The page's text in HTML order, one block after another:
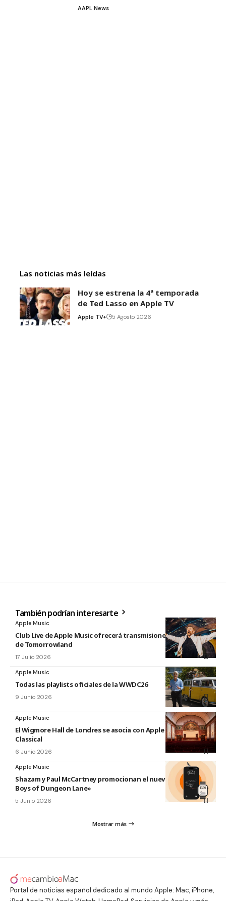
AAPL News
Las noticias más leídas
Hoy se estrena la 4ª temporada
de Ted Lasso en Apple TV
Apple TV+ 5 Agosto 2026
También podrían interesarte
Apple Music
Club Live de Apple Music ofrecerá transmisiones en directo
de Tomorrowland
17 Julio 2026
Apple Music
Todas las playlists oficiales de la WWDC26
9 Junio 2026
Apple Music
El Wigmore Hall de Londres se asocia con Apple Music
Classical
6 Junio 2026
Apple Music
Shazam y Paul McCartney promocionan el nuevo disco «The
Boys of Dungeon Lane»
5 Junio 2026
Mostrar más
Portal de noticias español dedicado al mundo Apple: Mac, iPhone,